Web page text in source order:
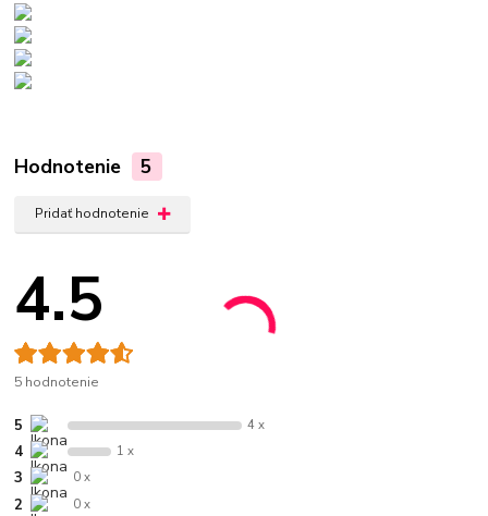
Hodnotenie 5
Pridať hodnotenie
4.5
5 hodnotenie
5 4 x
4 1 x
3 0 x
2 0 x